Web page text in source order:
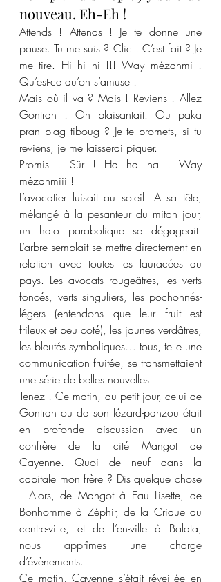
nouveau. Eh-Eh !
Attends ! Attends ! Je te donne une
pause. Tu me suis ? Clic ! C’est fait ? Je
me tire. Hi hi hi !!! Way mézanmi !
Qu’est-ce qu’on s’amuse !
Mais où il va ? Mais ! Reviens ! Allez
Gontran ! On plaisantait. Ou paka
pran blag tiboug ? Je te promets, si tu
reviens, je me laisserai piquer.
Promis ! Sûr ! Ha ha ha ! Way
mézanmiii !
L’avocatier luisait au soleil. A sa tête,
mélangé à la pesanteur du mitan jour,
un halo parabolique se dégageait.
L’arbre semblait se mettre directement en
relation avec toutes les lauracées du
pays. Les avocats rougeâtres, les verts
foncés, verts singuliers, les pochonnés-
légers (entendons que leur fruit est
frileux et peu coté), les jaunes verdâtres,
les bleutés symboliques… tous, telle une
communication fruitée, se transmettaient
une série de belles nouvelles.
Tenez ! Ce matin, au petit jour, celui de
Gontran ou de son lézard-panzou était
en profonde discussion avec un
confrère de la cité Mangot de
Cayenne. Quoi de neuf dans la
capitale mon frère ? Dis quelque chose
! Alors, de Mangot à Eau Lisette, de
Bonhomme à Zéphir, de la Crique au
centre-ville, et de l’en-ville à Balata,
nous apprîmes une charge
d’évènements.
Ce matin, Cayenne s’était réveillée en